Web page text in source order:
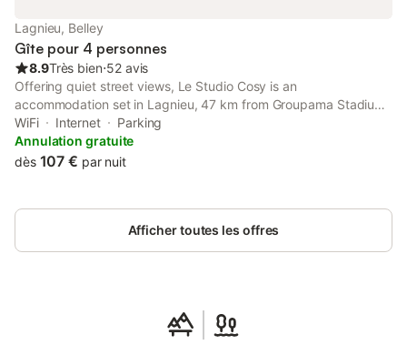
Lagnieu, Belley
Gîte pour 4 personnes
8.9Très bien⋅52 avis
Offering quiet street views, Le Studio Cosy is an
accommodation set in Lagnieu, 47 km from Groupama Stadium
and 48 km from LDLC Arena. This apartment is 50 km from
Part-Dieu Train Station.
WiFi Internet
Parking
Annulation gratuite
dès 107 € par nuit
Afficher toutes les offres